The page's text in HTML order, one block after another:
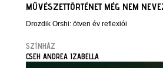
MŰVÉSZETTÖRTÉNET MÉG NEM
Drozdik Orshi: ötven év reflexiói
SZÍNHÁZ
CSEH ANDREA IZABELLA